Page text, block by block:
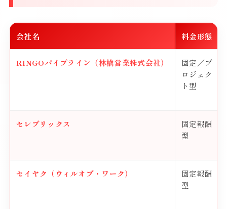
会社名 料金形態
RINGOパイプライン（林檎営業株式会社）
固定／プ
ロジェク
ト型
セレブリックス
固定報酬
型
セイヤク（ウィルオブ・ワーク）
固定報酬
型